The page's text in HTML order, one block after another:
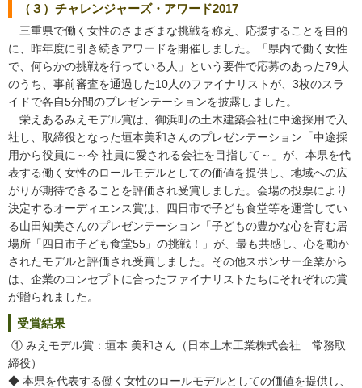
（３）チャレンジャーズ・アワード2017
三重県で働く女性のさまざまな挑戦を称え、応援することを目的
に、昨年度に引き続きアワードを開催しました。「県内で働く女性
で、何らかの挑戦を行っている人」という要件で応募のあった79人
のうち、事前審査を通過した10人のファイナリストが、3枚のスラ
イドで各自5分間のプレゼンテーションを披露しました。
栄えあるみえモデル賞は、御浜町の土木建築会社に中途採用で入
社し、取締役となった垣本美和さんのプレゼンテーション「中途採
用から役員に～今 社員に愛される会社を目指して～」が、本県を代
表する働く女性のロールモデルとしての価値を提供し、地域への広
がりが期待できることを評価され受賞しました。会場の投票により
決定するオーディエンス賞は、四日市で子ども食堂等を運営してい
る山田知美さんのプレゼンテーション「子どもの豊かな心を育む居
場所「四日市子ども食堂55」の挑戦！」が、最も共感し、心を動か
されたモデルと評価され受賞しました。その他スポンサー企業から
は、企業のコンセプトに合ったファイナリストたちにそれぞれの賞
が贈られました。
受賞結果
① みえモデル賞：垣本 美和さん（日本土木工業株式会社 常務取
締役）
◆ 本県を代表する働く女性のロールモデルとしての価値を提供し、